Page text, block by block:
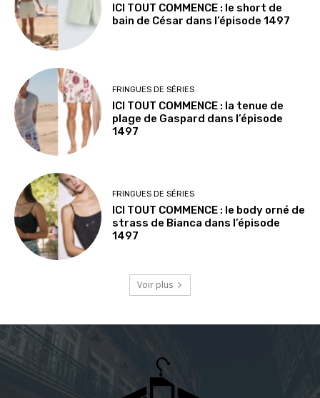
ICI TOUT COMMENCE : le short de
bain de César dans l’épisode 1497
FRINGUES DE SÉRIES
ICI TOUT COMMENCE : la tenue de
plage de Gaspard dans l’épisode
1497
FRINGUES DE SÉRIES
ICI TOUT COMMENCE : le body orné de
strass de Bianca dans l’épisode
1497
Voir plus